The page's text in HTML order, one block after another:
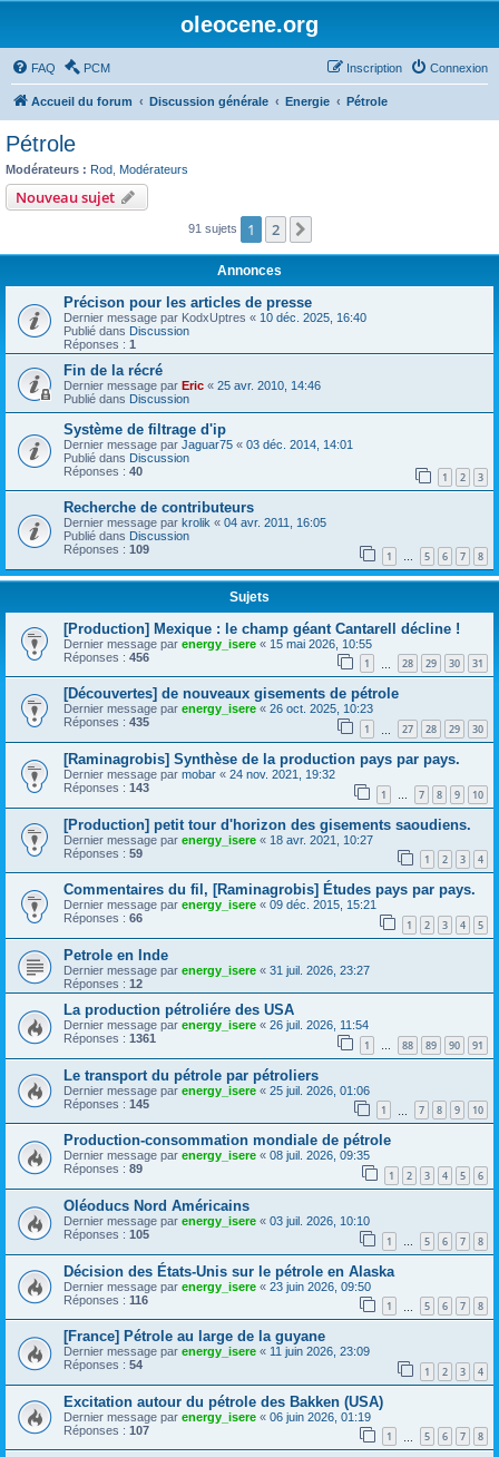
oleocene.org
FAQ PCM Connexion
Inscription
Accueil du forum Discussion générale Energie Pétrole
Pétrole
Modérateurs : Rod Modérateurs
Nouveau sujet
91 sujets 1 2
Annonces
Précison pour les articles de presse
Dernier message par KodxUptres « 10 déc. 2025, 16:40
Publié dans Discussion
Réponses : 1
Fin de la récré
Dernier message par Eric « 25 avr. 2010, 14:46
Publié dans Discussion
Système de filtrage d'ip
Dernier message par Jaguar75 « 03 déc. 2014, 14:01
Publié dans Discussion
Réponses : 40 1 2 3
Recherche de contributeurs
Dernier message par krolik « 04 avr. 2011, 16:05
Publié dans Discussion
Réponses : 109 1 … 5 6 7 8
Sujets
[Production] Mexique : le champ géant Cantarell décline !
Dernier message par energy_isere « 15 mai 2026, 10:55
Réponses : 456 1 28 29 30 31
[Découvertes] de nouveaux gisements de pétrole
Dernier message par energy_isere « 26 oct. 2025, 10:23
Réponses : 435 1 27 28 29 30
[Raminagrobis] Synthèse de la production pays par pays.
Dernier message par mobar « 24 nov. 2021, 19:32
Réponses : 143 1 … 7 8 9 10
[Production] petit tour d'horizon des gisements saoudiens.
Dernier message par energy_isere « 18 avr. 2021, 10:27
Réponses : 59 1 2 3 4
Commentaires du fil, [Raminagrobis] Études pays par pays.
Dernier message par energy_isere « 09 déc. 2015, 15:21
Réponses : 66 1 2 3 4 5
Petrole en Inde
Dernier message par energy_isere « 31 juil. 2026, 23:27
Réponses : 12
La production pétroliére des USA
Dernier message par energy_isere « 26 juil. 2026, 11:54
Réponses : 1361 1 … 88 89 90 91
Le transport du pétrole par pétroliers
Dernier message par energy_isere « 25 juil. 2026, 01:06
Réponses : 145 1 7 8 9 10
Production-consommation mondiale de pétrole
Dernier message par energy_isere « 08 juil. 2026, 09:35
Réponses : 89 1 2 3 4 5 6
Oléoducs Nord Américains
Dernier message par energy_isere « 03 juil. 2026, 10:10
Réponses : 105 1 … 5 6 7 8
Décision des États-Unis sur le pétrole en Alaska
Dernier message par energy_isere « 23 juin 2026, 09:50
Réponses : 116 1 5 6 7 8
[France] Pétrole au large de la guyane
Dernier message par energy_isere « 11 juin 2026, 23:09
Réponses : 54 1 2 3 4
Excitation autour du pétrole des Bakken (USA)
Dernier message par energy_isere « 06 juin 2026, 01:19
Réponses : 107 1 5 6 7 8